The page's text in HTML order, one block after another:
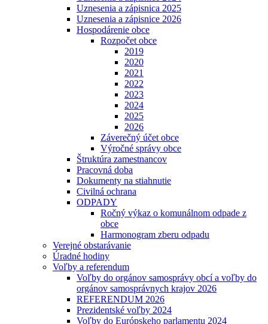
Uznesenia a zápisnica 2025
Uznesenia a zápisnice 2026
Hospodárenie obce
Rozpočet obce
2019
2020
2021
2022
2023
2024
2025
2026
Záverečný účet obce
Výročné správy obce
Štruktúra zamestnancov
Pracovná doba
Dokumenty na stiahnutie
Civilná ochrana
ODPADY
Ročný výkaz o komunálnom odpade z
obce
Harmonogram zberu odpadu
Verejné obstarávanie
Úradné hodiny
Voľby a referendum
Voľby do orgánov samosprávy obcí a voľby do
orgánov samosprávnych krajov 2026
REFERENDUM 2026
Prezidentské voľby 2024
Voľby do Európskeho parlamentu 2024